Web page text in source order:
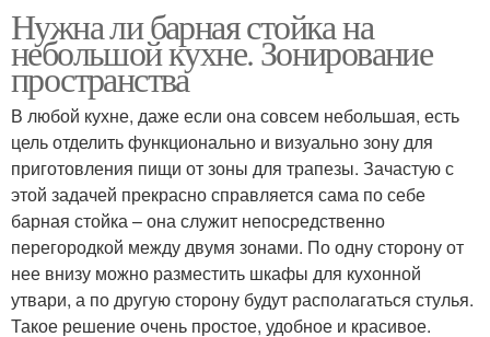
Нужна ли барная стойка на
небольшой кухне. Зонирование
пространства
В любой кухне, даже если она совсем небольшая, есть
цель отделить функционально и визуально зону для
приготовления пищи от зоны для трапезы. Зачастую с
этой задачей прекрасно справляется сама по себе
барная стойка – она служит непосредственно
перегородкой между двумя зонами. По одну сторону от
нее внизу можно разместить шкафы для кухонной
утвари, а по другую сторону будут располагаться стулья.
Такое решение очень простое, удобное и красивое.